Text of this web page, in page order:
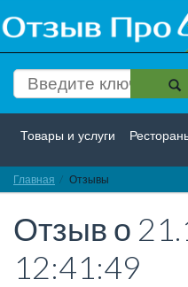
Товары и услуги
Красота и здоровье
Интернет Путешествие и
Недвижимость Работа
Главная Отзывы
Отзыв о
12:41:49